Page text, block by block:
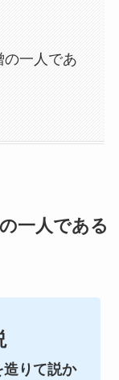
の一人であ
一人である
りて説か